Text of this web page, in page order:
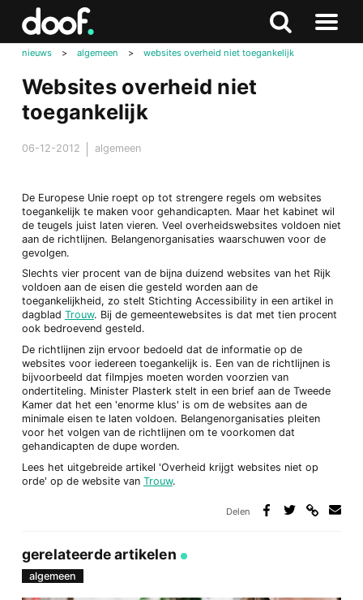
Zoeken
Naar
nieuws > algemeen > websites overheid niet toegankelijk
Websites overheid niet
toegankelijk
06-12-2012 algemeen
De Europese Unie roept op tot strengere regels om websites
toegankelijk te maken voor gehandicapten. Maar het kabinet wil
de teugels juist laten vieren. Veel overheidswebsites voldoen niet
aan de richtlijnen. Belangenorganisaties waarschuwen voor de
gevolgen.
Slechts vier procent van de bijna duizend websites van het Rijk
voldoen aan de eisen die gesteld worden aan de
toegankelijkheid, zo stelt Stichting Accessibility in een artikel in
dagblad Trouw. Bij de gemeentewebsites is dat met tien procent
ook bedroevend gesteld.
De richtlijnen zijn ervoor bedoeld dat de informatie op de
websites voor iedereen toegankelijk is. Een van de richtlijnen is
bijvoorbeeld dat filmpjes moeten worden voorzien van
ondertiteling. Minister Plasterk stelt in een brief aan de Tweede
Kamer dat het een 'enorme klus' is om de websites aan de
minimale eisen te laten voldoen. Belangenorganisaties pleiten
voor het volgen van de richtlijnen om te voorkomen dat
gehandicapten de dupe worden.
Lees het uitgebreide artikel 'Overheid krijgt websites niet op
orde' op de website van Trouw.
Delen
gerelateerde artikelen
algemeen
Doof.nl
Zoeken